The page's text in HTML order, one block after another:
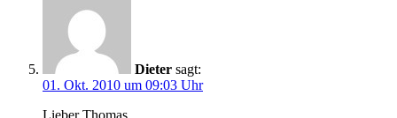
Dieter sagt:
01. Okt. 2010 um 09:03 Uhr
Lieber Thomas,